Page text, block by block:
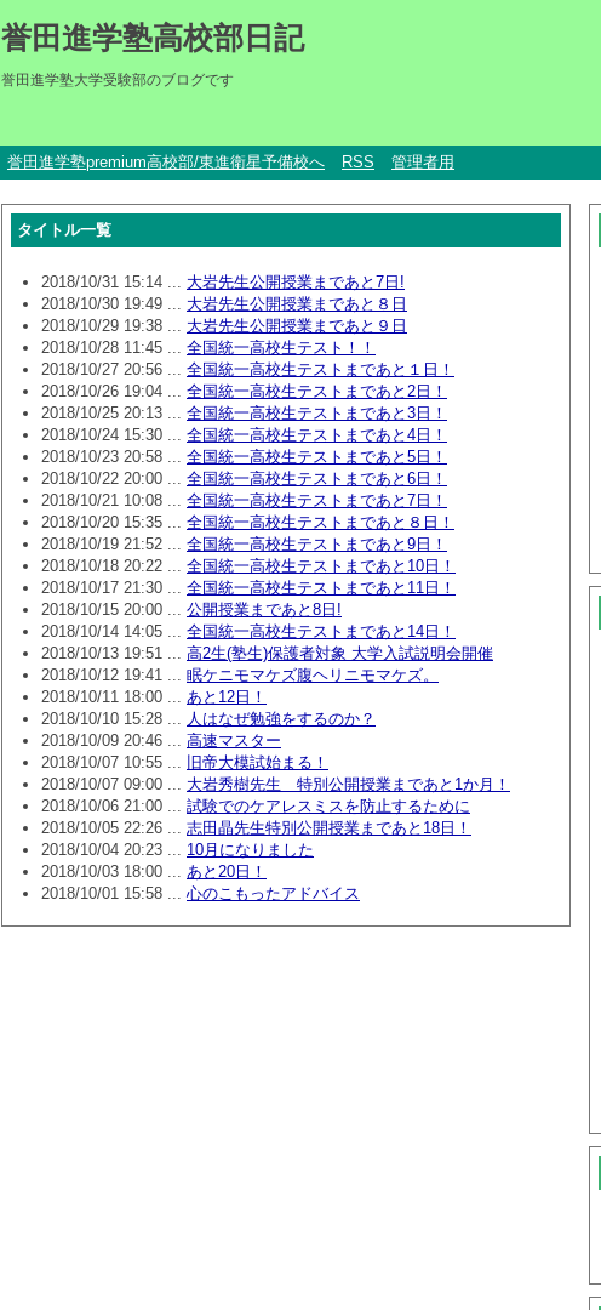
誉田進学塾高校部日記
誉田進学塾大学受験部のブログです
誉田進学塾premium高校部/東進衛星予備校へ RSS 管理者用
タイトル一覧
2018/10/31 15:14 ... 大岩先生公開授業まであと7日!
2018/10/30 19:49 ... 大岩先生公開授業まであと８日
2018/10/29 19:38 ... 大岩先生公開授業まであと９日
2018/10/28 11:45 ... 全国統一高校生テスト！！
2018/10/27 20:56 ... 全国統一高校生テストまであと１日！
2018/10/26 19:04 ... 全国統一高校生テストまであと2日！
2018/10/25 20:13 ... 全国統一高校生テストまであと3日！
2018/10/24 15:30 ... 全国統一高校生テストまであと4日！
2018/10/23 20:58 ... 全国統一高校生テストまであと5日！
2018/10/22 20:00 ... 全国統一高校生テストまであと6日！
2018/10/21 10:08 ... 全国統一高校生テストまであと7日！
2018/10/20 15:35 ... 全国統一高校生テストまであと８日！
2018/10/19 21:52 ... 全国統一高校生テストまであと9日！
2018/10/18 20:22 ... 全国統一高校生テストまであと10日！
2018/10/17 21:30 ... 全国統一高校生テストまであと11日！
2018/10/15 20:00 ... 公開授業まであと8日!
2018/10/14 14:05 ... 全国統一高校生テストまであと14日！
2018/10/13 19:51 ... 高2生(塾生)保護者対象 大学入試説明会開催
2018/10/12 19:41 ... 眠ケニモマケズ腹ヘリニモマケズ。
2018/10/11 18:00 ... あと12日！
2018/10/10 15:28 ... 人はなぜ勉強をするのか？
2018/10/09 20:46 ... 高速マスター
2018/10/07 10:55 ...
旧帝大模試始まる！
2018/10/07 09:00 ... 大岩秀樹先生 特別公開授業まであと1か月！
2018/10/06 21:00 ... 試験でのケアレスミスを防止するために
2018/10/05 22:26 ... 志田晶先生特別公開授業まであと18日！
2018/10/04 20:23 ... 10月になりました
2018/10/03 18:00 ... あと20日！
2018/10/01 15:58 ... 心のこもったアドバイス